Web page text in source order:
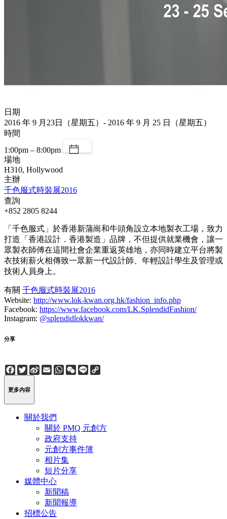
日期
2016 年 9 月23日（星期五）- 2016 年 9 月 25 日（星期五）
時間
1:00pm – 8:00pm
場地
H310, Hollywood
主辦
千色服式時裝展2016
查詢
+852 2805 8244
「千色服式」於香港新蒲崗和牛頭角設立本地製衣工場，致力
打造「香港設計．香港製造」品牌，不但提供就業機會，讓一
眾製衣師傅在這間社會企業重返英雄地，亦同時建立平台將製
衣技術薪火相傳致一眾新一代設計師、年輕設計學生及管理或
技術人員身上。
有關 千色服式時裝展2016
Website: http://www.lok-kwan.org.hk/fashion_info.php
Facebook: https://www.facebook.com/LK.SplendidFashion/
Instagram: @splendidlokkwan/
分享
Facebook
Twitter
Sina
Weibo
EmailWhatsApp
WeChat
Line
更多內容
關於我們
關於 PMQ 元創方
政府支持
元創方事件簿
相片集
短片分享
媒體中心
新聞稿
新聞報導
招標公告